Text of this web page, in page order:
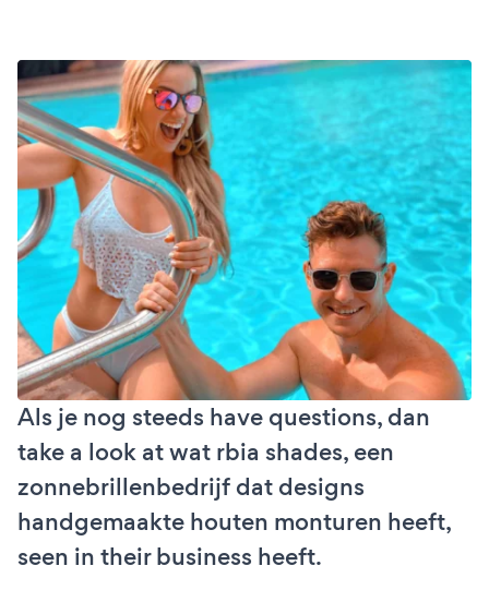
Als je nog steeds have questions, dan
take a look at wat rbia shades, een
zonnebrillenbedrijf dat designs
handgemaakte houten monturen heeft,
seen in their business heeft.